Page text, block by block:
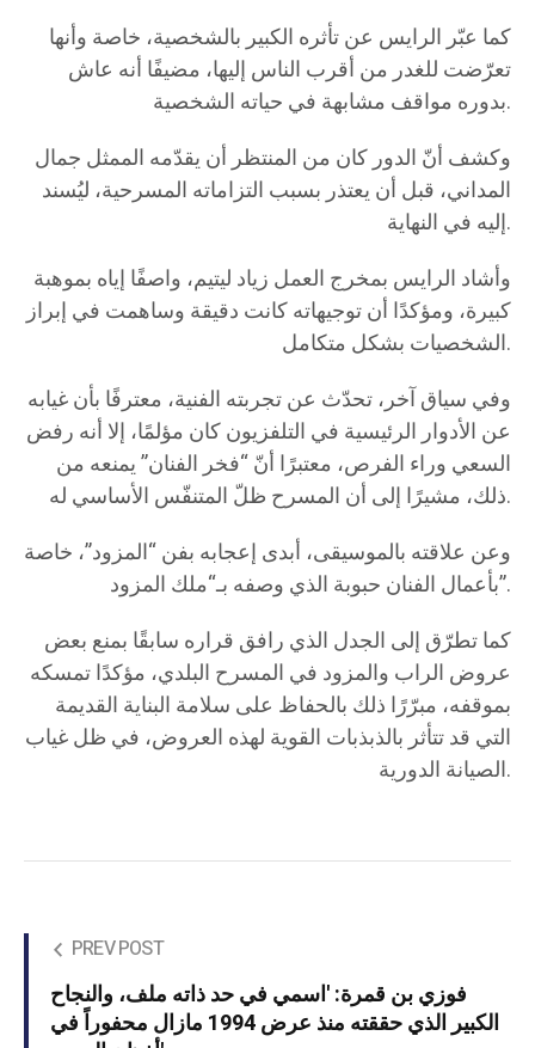
كما عبّر الرايس عن تأثره الكبير بالشخصية، خاصة وأنها
تعرّضت للغدر من أقرب الناس إليها، مضيفًا أنه عاش
بدوره مواقف مشابهة في حياته الشخصية.
وكشف أنّ الدور كان من المنتظر أن يقدّمه الممثل جمال
المداني، قبل أن يعتذر بسبب التزاماته المسرحية، ليُسند
إليه في النهاية.
وأشاد الرايس بمخرج العمل زياد ليتيم، واصفًا إياه بموهبة
كبيرة، ومؤكدًا أن توجيهاته كانت دقيقة وساهمت في إبراز
الشخصيات بشكل متكامل.
وفي سياق آخر، تحدّث عن تجربته الفنية، معترفًا بأن غيابه
عن الأدوار الرئيسية في التلفزيون كان مؤلمًا، إلا أنه رفض
السعي وراء الفرص، معتبرًا أنّ “فخر الفنان” يمنعه من
ذلك، مشيرًا إلى أن المسرح ظلّ المتنفّس الأساسي له.
وعن علاقته بالموسيقى، أبدى إعجابه بفن “المزود”، خاصة
بأعمال الفنان حبوبة الذي وصفه بـ“ملك المزود”.
كما تطرّق إلى الجدل الذي رافق قراره سابقًا بمنع بعض
عروض الراب والمزود في المسرح البلدي، مؤكدًا تمسكه
بموقفه، مبرّرًا ذلك بالحفاظ على سلامة البناية القديمة
التي قد تتأثر بالذبذبات القوية لهذه العروض، في ظل غياب
الصيانة الدورية.
PREV POST
فوزي بن قمرة: 'اسمي في حد ذاته ملف، والنجاح
الكبير الذي حققته منذ عرض 1994 مازال محفوراً في